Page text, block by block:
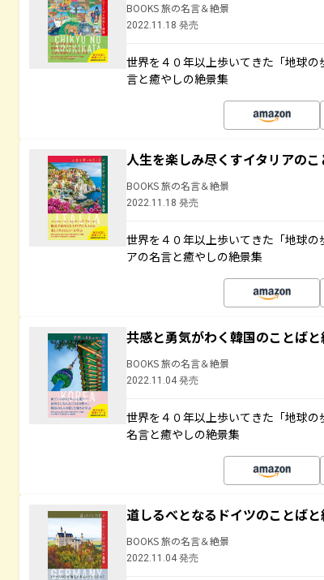
BOOKS 旅の名言＆絶景
2022.11.18 発売
世界を４０年以上歩いてきた「地球
言と癒やしの絶景集
人生を楽しみ尽くすイタリアの
BOOKS 旅の名言＆絶景
2022.11.18 発売
世界を４０年以上歩いてきた「地球
アの名言と癒やしの絶景集
共感と勇気がわく韓国のことばと
BOOKS 旅の名言＆絶景
2022.11.04 発売
世界を４０年以上歩いてきた「地球
名言と癒やしの絶景集
道しるべとなるドイツのことばと
BOOKS 旅の名言＆絶景
2022.11.04 発売